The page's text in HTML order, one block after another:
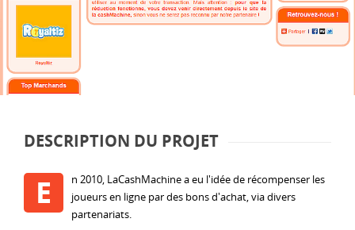
DESCRIPTION DU PROJET
E
n 2010, LaCashMachine a eu l'idée de récompenser les
joueurs en ligne par des bons d'achat, via divers
partenariats.